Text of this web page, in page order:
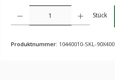
Stück
Produktnummer: 10440010-SKL-90X400